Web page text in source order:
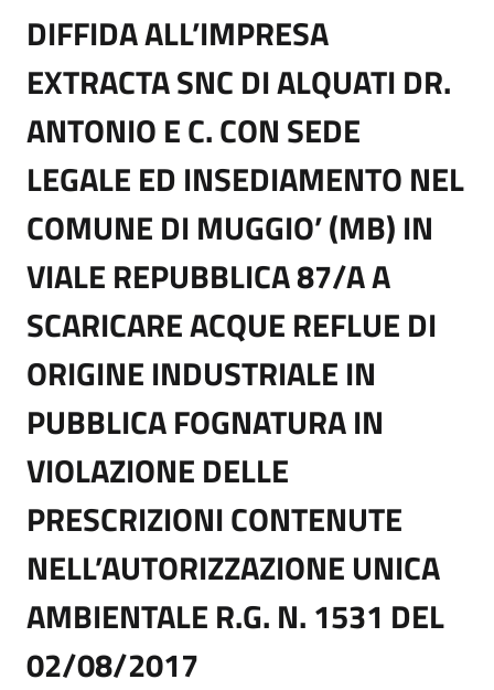
DIFFIDA ALL’IMPRESA
EXTRACTA SNC DI ALQUATI DR.
ANTONIO E C. CON SEDE
LEGALE ED INSEDIAMENTO NEL
COMUNE DI MUGGIO’ (MB) IN
VIALE REPUBBLICA 87/A A
SCARICARE ACQUE REFLUE DI
ORIGINE INDUSTRIALE IN
PUBBLICA FOGNATURA IN
VIOLAZIONE DELLE
PRESCRIZIONI CONTENUTE
NELL’AUTORIZZAZIONE UNICA
AMBIENTALE R.G. N. 1531 DEL
02/08/2017